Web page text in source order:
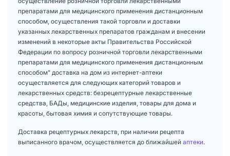
препаратами для медицинского применения дистанционным
способом, осуществления такой торговли и доставки
указанных лекарственных препаратов гражданам и внесении
изменений в некоторые акты Правительства Российской
Федерации по вопросу розничной торговли лекарственными
препаратами для медицинского применения дистанционным
способом" доставка на дом из интернет-аптеки
осуществляется для следующих категорий товаров и
лекарственных средств: безрецептурные лекарственные
средства, БАДы, медицинские изделия, товары для дома и
красоты, бытовая химия и сопутствующие товары.
Доставка рецептурных лекарств, при наличии рецепта
выписанного врачом, осуществляется до ближайшей аптеки.